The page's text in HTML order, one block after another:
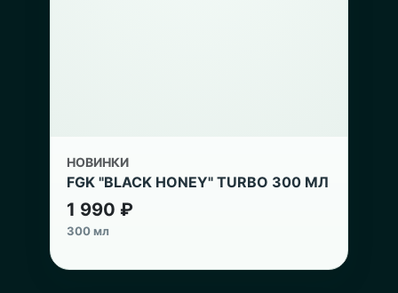
НОВИНКИ
FGK "BLACK HONEY" TURBO 300 МЛ
1 990 ₽
300 мл